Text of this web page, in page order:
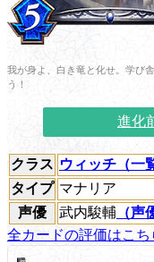
我が身よ、白き竜と化せ。学び
う！
進化
クラス ウィッチ（一
タイプ マナリア
声優
武内駿輔 （声
全カードの評価はこち